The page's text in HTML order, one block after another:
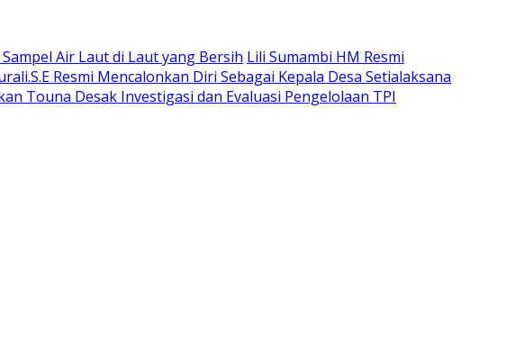
Air Laut di Laut yang Bersih Lili Sumambi HM Resmi
Resmi Mencalonkan Diri Sebagai Kepala Desa Setialaksana
Touna Desak Investigasi dan Evaluasi Pengelolaan TPI